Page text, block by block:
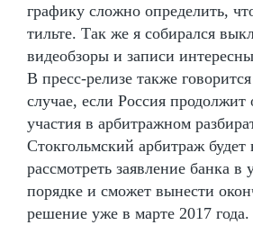
графику сложно определить,
тильте. Так же я собирался
видеобзоры и записи
В пресс-релизе также
случае, если Россия продолжит
участия в арбитражном
Стокгольмский арбитраж будет
рассмотреть заявление банка в
порядке и сможет вынести
решение уже в марте 2017